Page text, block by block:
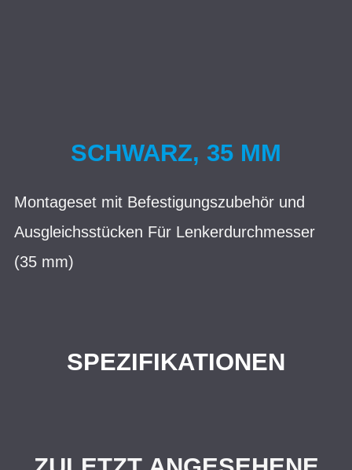
SCHWARZ, 35 MM
Montageset mit Befestigungszubehör und
Ausgleichsstücken Für Lenkerdurchmesser
(35 mm)
SPEZIFIKATIONEN